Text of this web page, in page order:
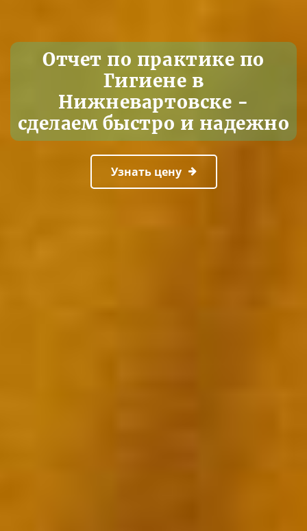
Отчет по практике по
Гигиене в
Нижневартовске -
сделаем быстро и надежно
Узнать цену